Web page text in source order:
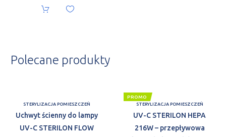
Polecane produkty
STERYLIZACJA POMIESZCZEŃ
Uchwyt ścienny do lampy
UV-C STERILON FLOW
PROMO
STERYLIZACJA POMIESZCZEŃ
UV-C STERILON HEPA
216W – przepływowa